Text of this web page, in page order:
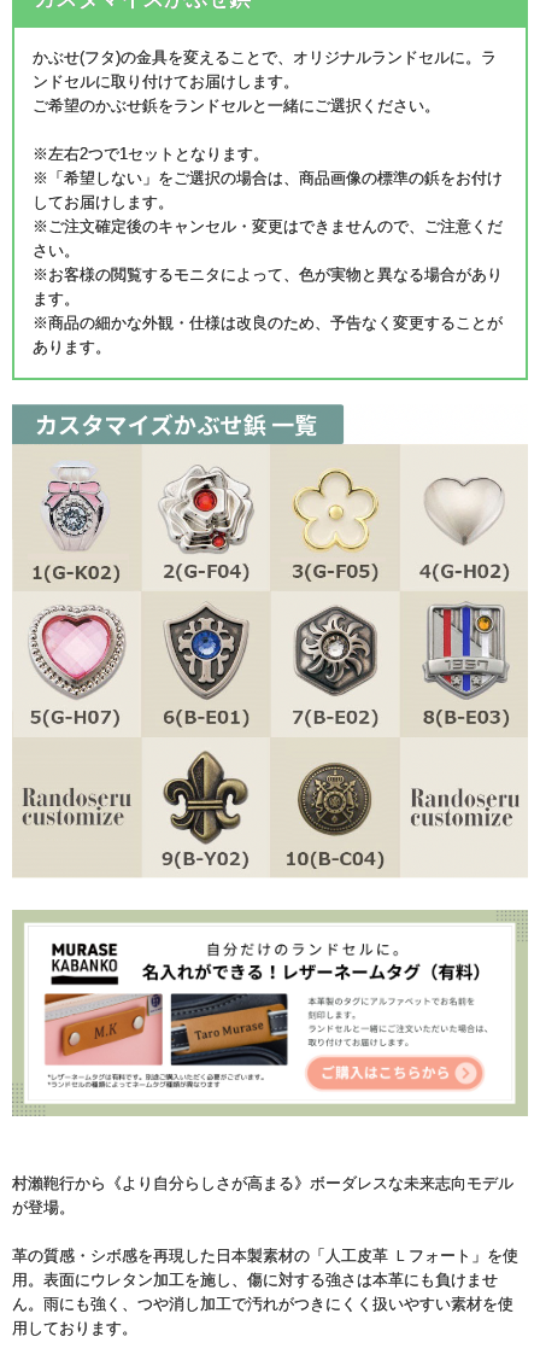
かぶせ(フタ)の金具を変えることで、オリジナルランドセルに。ラ
ンドセルに取り付けてお届けします。
ご希望のかぶせ鋲をランドセルと一緒にご選択ください。
※左右2つで1セットとなります。
※「希望しない」をご選択の場合は、商品画像の標準の鋲をお付け
してお届けします。
※ご注文確定後のキャンセル・変更はできませんので、ご注意くだ
さい。
※お客様の閲覧するモニタによって、色が実物と異なる場合があり
ます。
※商品の細かな外観・仕様は改良のため、予告なく変更することが
あります。
村瀨鞄行から《より自分らしさが高まる》ボーダレスな未来志向モデル
が登場。
革の質感・シボ感を再現した日本製素材の「人工皮革 Ｌフォート」を使
用。表面にウレタン加工を施し、傷に対する強さは本革にも負けませ
ん。雨にも強く、つや消し加工で汚れがつきにくく扱いやすい素材を使
用しております。